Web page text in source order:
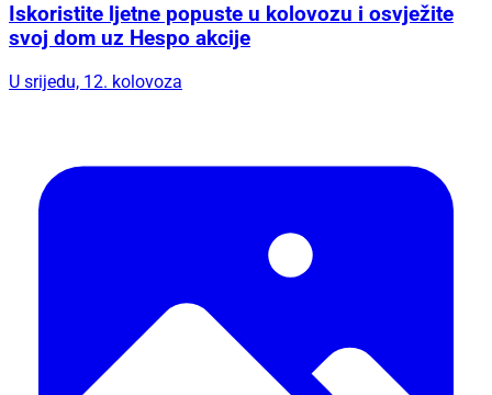
Iskoristite ljetne popuste u kolovozu i osvježite
svoj dom uz Hespo akcije
U srijedu, 12. kolovoza